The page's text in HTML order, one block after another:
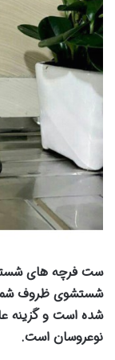
ست فرچه های
شستشوی ظروف شما
شده است و گزینه
نوعروسان است.